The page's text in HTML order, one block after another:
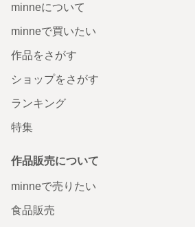
minneについて
minneで買いたい
作品をさがす
ショップをさがす
ランキング
特集
作品販売について
minneで売りたい
食品販売